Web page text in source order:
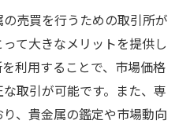
売買を行うための取引所が
て大きなメリットを提供し
利用することで、市場価格
取引が可能です。また、専
、貴金属の鑑定や市場動向